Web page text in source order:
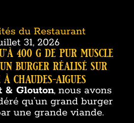
du Restaurant
31, 2026
400 g de pur muscle
burger réalisé sur
à chaudes-aigues
& Glouton, nous avons
qu’un grand burger
une grande viande.